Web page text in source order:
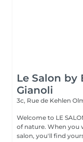
Le Salon by
Gianoli
3c, Rue de Kehlen
Welcome to LE
of nature. When you walk through the doors of this beautiful
salon, you'll find